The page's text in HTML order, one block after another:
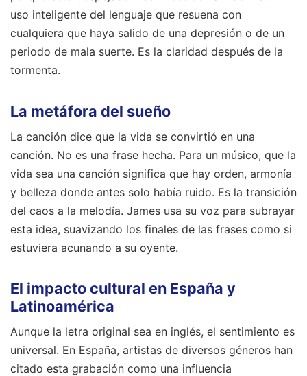
uso inteligente del lenguaje que resuena con
cualquiera que haya salido de una depresión o de un
periodo de mala suerte. Es la claridad después de la
tormenta.
La metáfora del sueño
La canción dice que la vida se convirtió en una
canción. No es una frase hecha. Para un músico, que la
vida sea una canción significa que hay orden, armonía
y belleza donde antes solo había ruido. Es la transición
del caos a la melodía. James usa su voz para subrayar
esta idea, suavizando los finales de las frases como si
estuviera acunando a su oyente.
El impacto cultural en España y
Latinoamérica
Aunque la letra original sea en inglés, el sentimiento es
universal. En España, artistas de diversos géneros han
citado esta grabación como una influencia